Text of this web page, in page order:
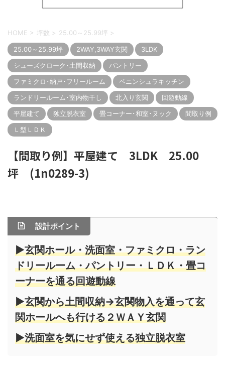
HOME > 坪数 > 25.00～25.99坪 >
25.00～25.99坪 2WAY,3WAY玄関
3LDK
シューズクローク･土間収納
パントリー
ファミクロ･納戸･フリールーム
ペニンシュラキッチン
ランドリールーム･室内物干し
北入り玄関
回遊動線
平屋建て
独立脱衣室 畳コーナー･和室･ヌック
間取り例
Ｌ型ＬＤＫ
【間取り例】平屋建て 3LDK 25.00
坪 (1n0289-3)
設計ポイント
▶玄関ホール・洗面室・ファミクロ・ラン
ドリールーム・パントリー・ＬＤＫ・畳コ
ーナーを通る回遊動線
▶玄関から土間収納→玄関物入を通って玄
関ホールへも行ける２ＷＡＹ玄関
▶洗面室を気にせず使える独立脱衣室